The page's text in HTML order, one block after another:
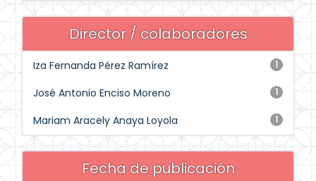
Director / colaboradores
1
Iza Fernanda Pérez Ramírez
1
José Antonio Enciso Moreno
1
Mariam Aracely Anaya Loyola
Fecha de publicación